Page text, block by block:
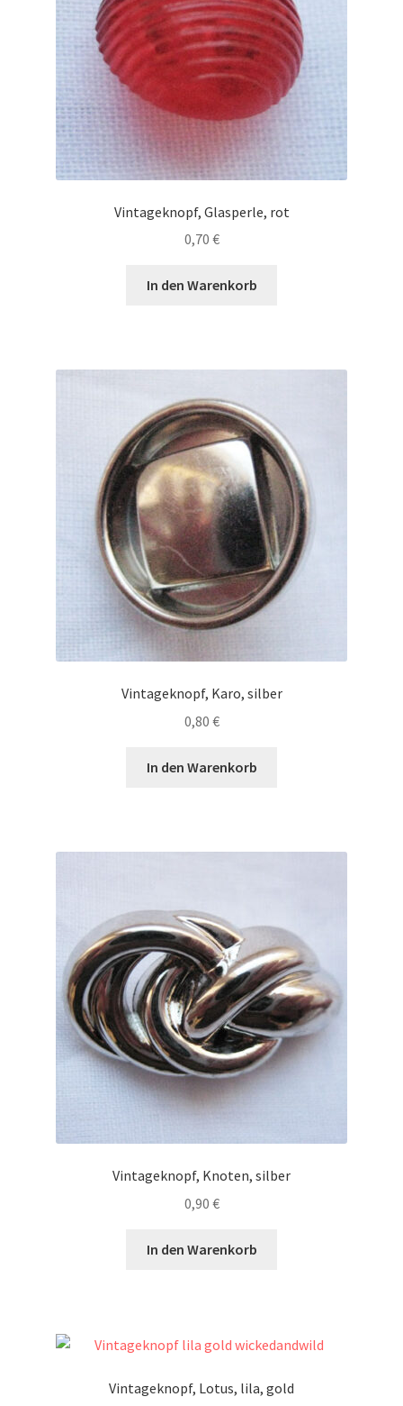
Vintageknopf, Glasperle, rot
0,70 €
In den Warenkorb
Vintageknopf, Karo, silber
0,80 €
In den Warenkorb
Vintageknopf, Knoten, silber
0,90 €
In den Warenkorb
Vintageknopf, Lotus, lila, gold